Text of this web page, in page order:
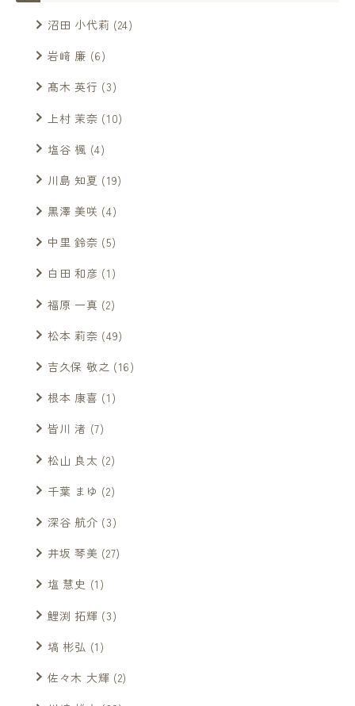
沼田 小代莉 (24)
岩﨑 廉 (6)
髙木 英行 (3)
上村 茉奈 (10)
塩谷 楓 (4)
川島 知夏 (19)
黒澤 美咲 (4)
中里 鈴奈 (5)
白田 和彦 (1)
福原 一真 (2)
松本 莉奈 (49)
吉久保 敬之 (16)
根本 康喜 (1)
皆川 渚 (7)
松山 良太 (2)
千葉 まゆ (2)
深谷 航介 (3)
井坂 琴美 (27)
塩 慧史 (1)
鯉渕 拓輝 (3)
塙 彬弘 (1)
佐々木 大輝 (2)